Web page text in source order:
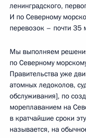
ленинградского,
И по Северному
перевозок – почти 35
Мы выполняем
по Северному
Правительства уже
атомных ледоколов,
обслуживания], по
мореплаванием на
в кратчайшие сроки
называется, на